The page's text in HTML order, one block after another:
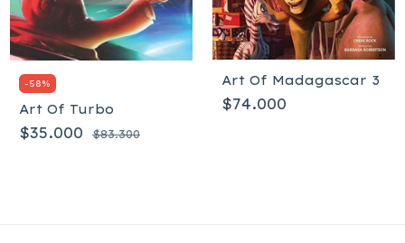
-58%
Art Of Turbo
$35.000 $83.300
Art Of Madagascar 3
$74.000